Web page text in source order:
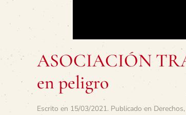
ASOCIACIÓN
en peligro
Escrito en 15/03/2021. Publicado en Derechos,